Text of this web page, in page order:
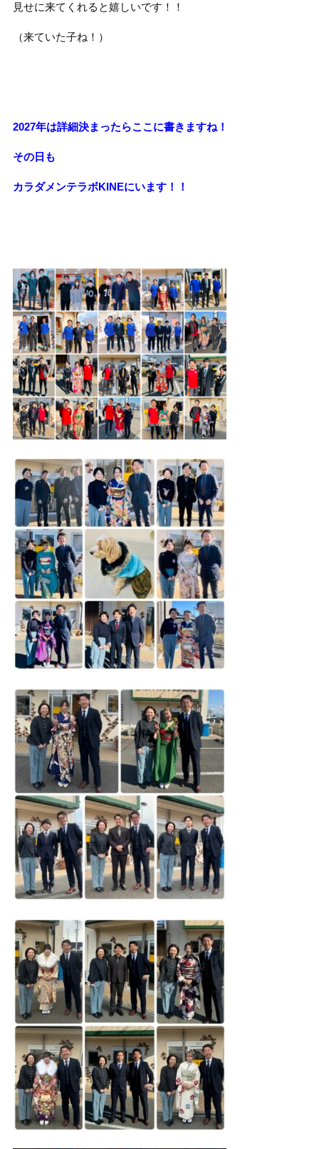
見せに来てくれると嬉しいです！！
（来ていた子ね！）
2027年は詳細決まったらここに書きますね！
その日も
カラダメンテラボKINEにいます！！